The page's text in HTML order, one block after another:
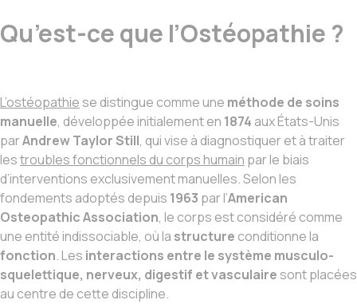
Qu’est-ce que l’Ostéopathie ?
L’ostéopathie se distingue comme une méthode de soins
manuelle, développée initialement en 1874 aux États-Unis
parAndrew Taylor Still, qui vise à diagnostiquer et à traiter
lestroubles fonctionnels du corps humain par le biais
d’interventions exclusivement manuelles. Selon les
fondements adoptés depuis 1963 par l’American
Osteopathic Association, le corps est considéré comme
une entité indissociable, où la structure conditionne la
fonction. Les interactions entre le système musculo-
squelettique, nerveux, digestif et vasculaire sont placées
au centre de cette discipline.